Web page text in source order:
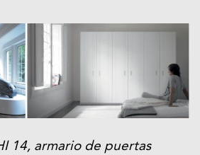
14, armario de puertas